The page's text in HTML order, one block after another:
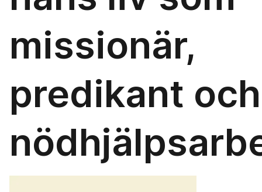
missionär,
predikant och